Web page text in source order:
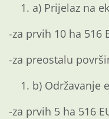
a) Prijelaz na
-za prvih 10 ha 516
-za preostalu
b) Održavanje
-za prvih 5 ha 516